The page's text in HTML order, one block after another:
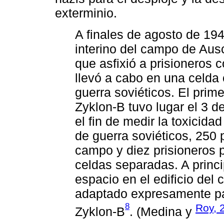
exterminio.
A finales de agosto de
interino del campo de
que asfixió a prisioneros
llevó a cabo en una
guerra soviéticos. El
Zyklon-B tuvo lugar el 3
el fin de medir la
de guerra soviéticos, 250
campo y diez prisioneros
celdas separadas. A
espacio en el edificio del
adaptado expresamente
Zyklon-B8. (Medina y Roy,